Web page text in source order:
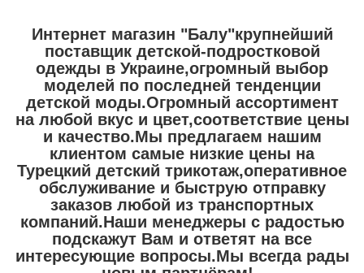
Интернет магазин "Балу"крупнейший
поставщик детской-подростковой
одежды в Украине,огромный выбор
моделей по последней тенденции
детской моды.Огромный ассортимент
на любой вкус и цвет,соответствие цены
и качество.Мы предлагаем нашим
клиентом самые низкие цены на
Турецкий детский трикотаж,оперативное
обслуживание и быструю отправку
заказов любой из транспортных
компаний.Наши менеджеры с радостью
подскажут Вам и ответят на все
интересующие вопросы.Мы всегда рады